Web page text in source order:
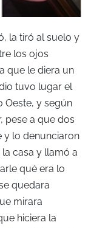
la tiró al suelo y
los ojos
que le diera un
tuvo lugar el
Oeste, y según
pese a que dos
y lo denunciaron
la casa y llamó a
qué era lo
quedara
mirara
hiciera la